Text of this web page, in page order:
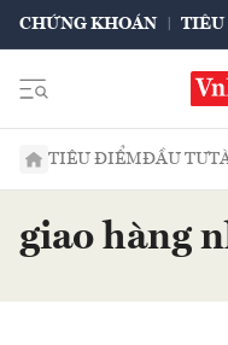
CHỨNG KHOÁN TIÊU
TIÊU ĐIỂMĐẦU TƯ
giao hàng